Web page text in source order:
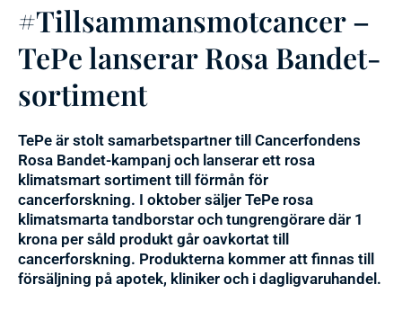
#Tillsammansmotcancer –
TePe lanserar Rosa Bandet-
sortiment
TePe är stolt samarbetspartner till Cancerfondens
Rosa Bandet-kampanj och lanserar ett rosa
klimatsmart sortiment till förmån för
cancerforskning. I oktober säljer TePe rosa
klimatsmarta tandborstar och tungrengörare där 1
krona per såld produkt går oavkortat till
cancerforskning. Produkterna kommer att finnas till
försäljning på apotek, kliniker och i dagligvaruhandel.